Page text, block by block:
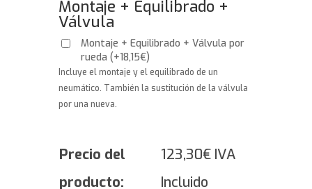
Montaje + Equilibrado +
Válvula
Montaje + Equilibrado + Válvula por
rueda(+18,15€)
Incluye el montaje y el equilibrado de un
neumático. También la sustitución de la válvula
por una nueva.
Precio del
producto:
123,30€ IVA
Incluido